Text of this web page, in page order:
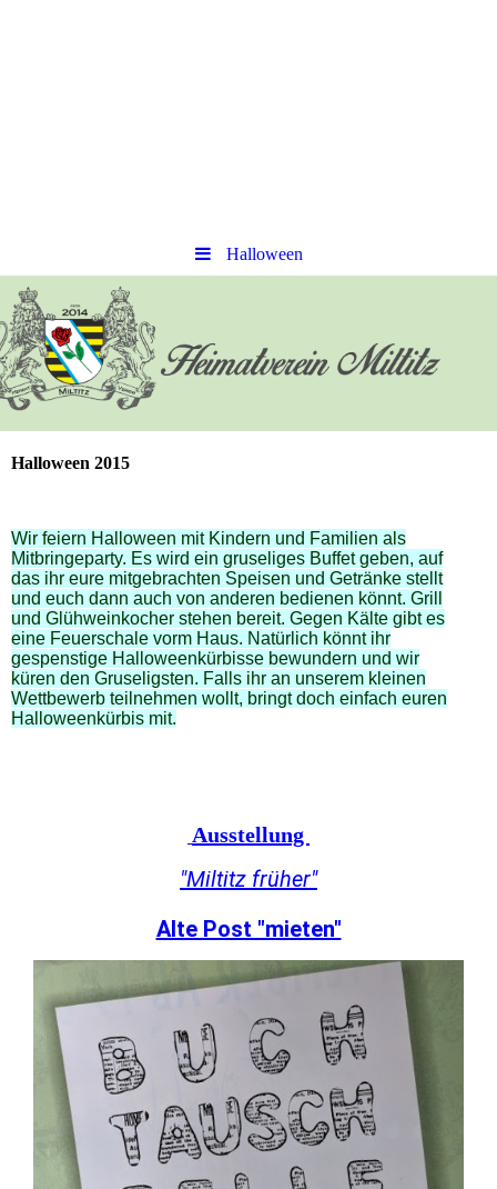
Halloween
Halloween 2015
Wir feiern Halloween mit Kindern und Familien als
Mitbringeparty. Es wird ein gruseliges Buffet geben, auf
das ihr eure mitgebrachten Speisen und Getränke stellt
und euch dann auch von anderen bedienen könnt. Grill
und Glühweinkocher stehen bereit. Gegen Kälte gibt es
eine Feuerschale vorm Haus. Natürlich könnt ihr
gespenstige Halloweenkürbisse bewundern und wir
küren den Gruseligsten. Falls ihr an unserem kleinen
Wettbewerb teilnehmen wollt, bringt doch einfach euren
Halloweenkürbis mit.
Ausstellung
"Miltitz früher"
Alte Post "mieten"